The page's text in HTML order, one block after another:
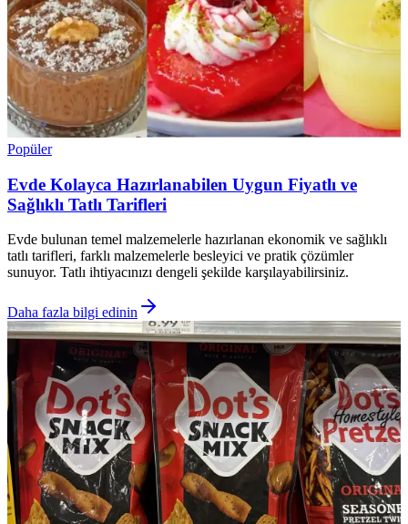
Popüler
Evde Kolayca Hazırlanabilen Uygun Fiyatlı ve
Sağlıklı Tatlı Tarifleri
Evde bulunan temel malzemelerle hazırlanan ekonomik ve sağlıklı
tatlı tarifleri, farklı malzemelerle besleyici ve pratik çözümler
sunuyor. Tatlı ihtiyacınızı dengeli şekilde karşılayabilirsiniz.
Daha fazla bilgi edinin